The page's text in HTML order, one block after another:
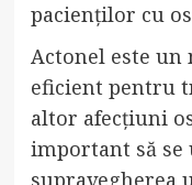
pacienților cu
Actonel este un
eficient pentru
altor afecțiuni
important să se